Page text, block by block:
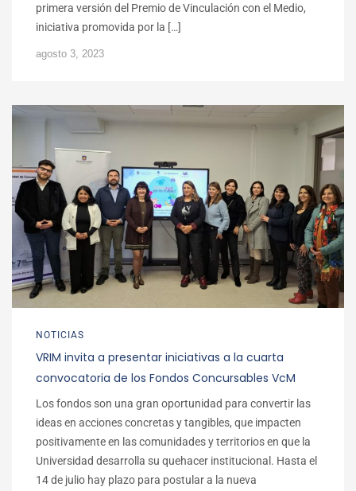
primera versión del Premio de Vinculación con el Medio,
iniciativa promovida por la […]
agosto 3, 2023
NOTICIAS
VRIM invita a presentar iniciativas a la cuarta
convocatoria de los Fondos Concursables VcM
Los fondos son una gran oportunidad para convertir las
ideas en acciones concretas y tangibles, que impacten
positivamente en las comunidades y territorios en que la
Universidad desarrolla su quehacer institucional. Hasta el
14 de julio hay plazo para postular a la nueva